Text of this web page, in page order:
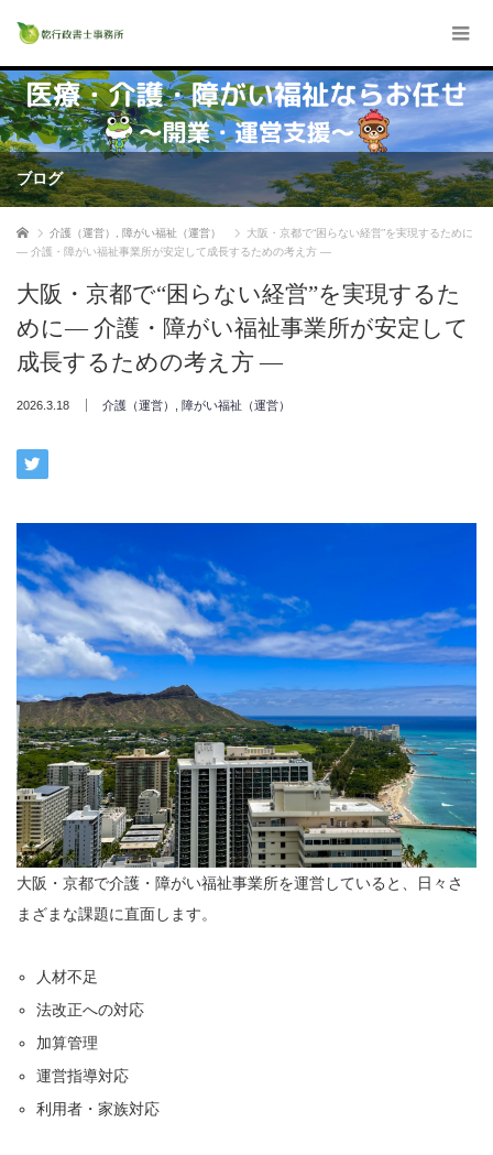
ブログ
ホーム 介護（運営） 障がい福祉（運営）
大阪・京都で“困らない経営”を実現するために
― 介護・障がい福祉事業所が安定して成長するための考え方 ―
大阪・京都で“困らない経営”を実現するた
めに― 介護・障がい福祉事業所が安定して
成長するための考え方 ―
2026.3.18 介護（運営） 障がい福祉（運営）
大阪・京都で介護・障がい福祉事業所を運営していると、日々さ
まざまな課題に直面します。
人材不足
法改正への対応
加算管理
運営指導対応
利用者・家族対応